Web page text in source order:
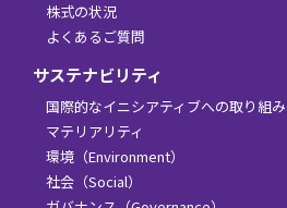
株式の状況
よくあるご質問
サステナビリティ
国際的なイニシアティブへの取り組み
マテリアリティ
環境（Environment）
社会（Social）